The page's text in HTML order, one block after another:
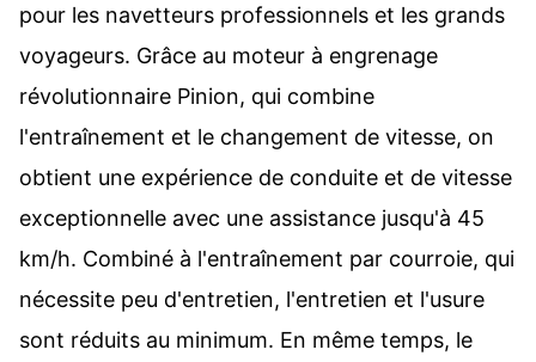
pour les navetteurs professionnels et les grands
voyageurs. Grâce au moteur à engrenage
révolutionnaire Pinion, qui combine
l'entraînement et le changement de vitesse, on
obtient une expérience de conduite et de vitesse
exceptionnelle avec une assistance jusqu'à 45
km/h. Combiné à l'entraînement par courroie, qui
nécessite peu d'entretien, l'entretien et l'usure
sont réduits au minimum. En même temps, le